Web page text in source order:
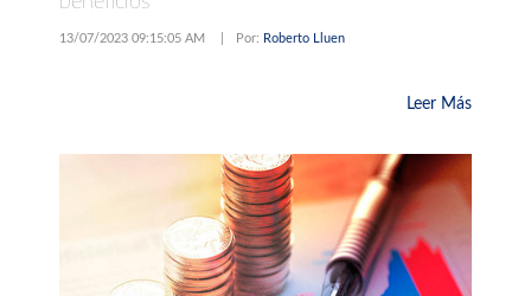
13/07/2023 09:15:05 AM Por: Roberto Lluen
Leer Más